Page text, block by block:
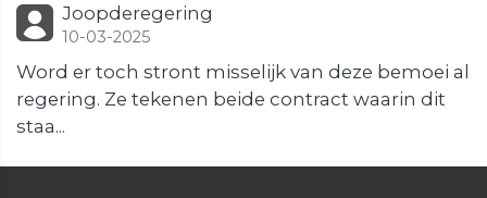
Joopderegering
10-03-2025
Word er toch stront misselijk van deze bemoei al
regering. Ze tekenen beide contract waarin dit
staa...